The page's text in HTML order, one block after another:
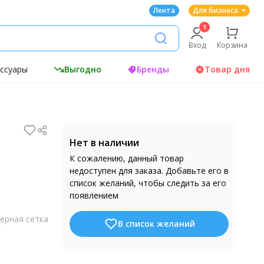
Лента Для бизнеса
Вход Корзина
Выгодно Бренды Товар дня
сетка
Нет в наличии
К сожалению, данный товар
недоступен для заказа. Добавьте его в
список желаний, чтобы следить за его
появлением
В список желаний